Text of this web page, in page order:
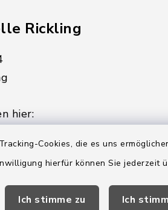
Cookies, die es uns
hierfür können Sie jederzeit
Ich stimme zu Ich
Rickling
hier:
Uhr
am Donnerstag: